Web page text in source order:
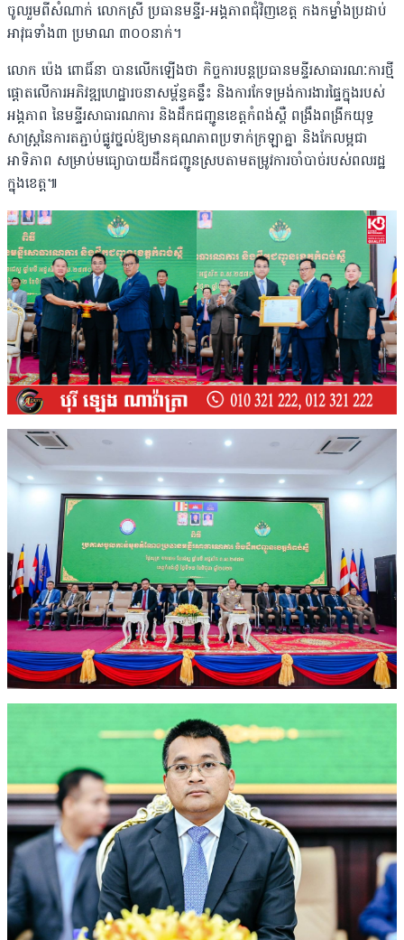
ចូលរួមពីសំណាក់ លោកស្រី ប្រធានមន្ទីរ-អង្គភាពជុំវិញខេត្ត កងកម្លាំងប្រដាប់
អាវុធទាំង៣ ប្រមាណ ៣០០នាក់។
លោក ប៉េង ពោធិ៍នា បានលើកឡើងថា កិច្ចការបន្តប្រធានមន្ទីរសាធារណៈការថ្មី
ផ្តោតលើការអភិវឌ្ឍហេដ្ឋារចនាសម្ព័ន្ធគន្លឹះ និងការកែទម្រង់ការងារផ្ទៃក្នុងរបស់
អង្គភាព នៃមន្ទីរសាធារណការ និងដឹកជញ្ជូនខេត្តកំពង់ស្ពឺ ពង្រឹងពង្រីកយុទ្ធ
សាស្ត្រនៃការតភ្ជាប់ផ្លូវថ្នល់ឱ្យមានគុណភាពប្រទាក់ក្រឡាគ្នា និងកែលម្អជា
អាទិភាព សម្រាប់មធ្យោបាយដឹកជញ្ជូនស្របតាមតម្រូវការចាំបាច់របស់ពលរដ្ឋ
ក្នុងខេត្ត៕